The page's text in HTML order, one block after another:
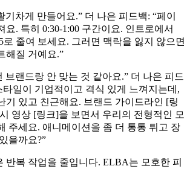
기차게 만들어요.” 더 나은 피드백: “페이
요. 특히 0:30-1:00 구간이요. 인트로에서
로 줄여 보세요. 그러면 맥락을 잃지 않으면
해질 거예요.”
브랜드랑 안 맞는 것 같아요.” 더 나은 피드
타일이 기업적이고 격식 있게 느껴지는데,
기 있고 친근해요. 브랜드 가이드라인 [링
영상 [링크]을 보면서 우리의 전형적인 모
주세요. 애니메이션을 좀 더 통통 튀고 장
을까요?”
반복 작업을 줄입니다. ELBA는 모호한 피